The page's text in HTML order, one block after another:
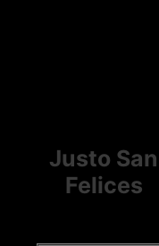
Justo San
Felices